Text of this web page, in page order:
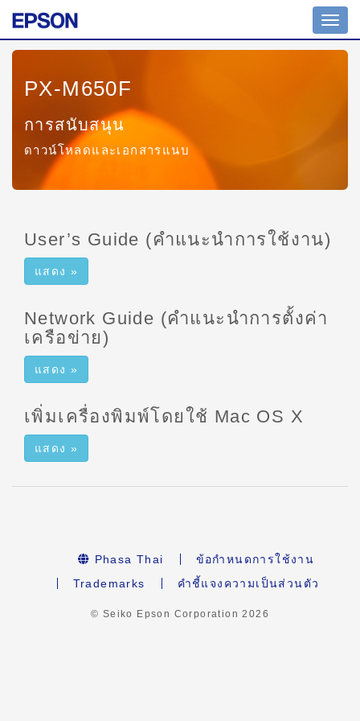
สลับ
ไป
ที่
PX-M650F
การสนับสนุน
ดาวน์โหลดและเอกสารแนบ
User’s Guide (คำแนะนำการใช้งาน)
แสดง »
Network Guide (คำแนะนำการตั้งค่า
เครือข่าย)
แสดง »
เพิ่มเครื่องพิมพ์โดยใช้ Mac OS X
แสดง »
Phasa Thai
ข้อกำหนดการใช้งาน
Trademarks
คำชี้แจงความเป็นส่วนตัว
© Seiko Epson Corporation2026